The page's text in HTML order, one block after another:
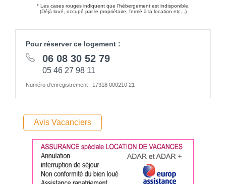
* Les cases rouges indiquent que l'hébergement est indisponible.
(Déjà loué, occupé par le propriétaire, fermé à la location etc...)
Pour réserver ce logement :
06 08 30 52 79
05 46 27 98 11
Numéro d'enregistrement : 17318 000210 21
Avis Vacanciers